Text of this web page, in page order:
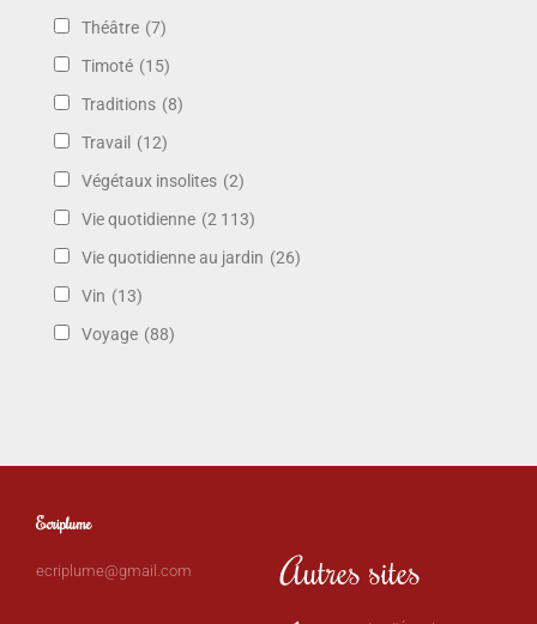
Théâtre (7)
Timoté (15)
Traditions (8)
Travail (12)
Végétaux insolites (2)
Vie quotidienne (2 113)
Vie quotidienne au jardin (26)
Vin (13)
Voyage (88)
Ecriplume
ecriplume@gmail.com Autres sites